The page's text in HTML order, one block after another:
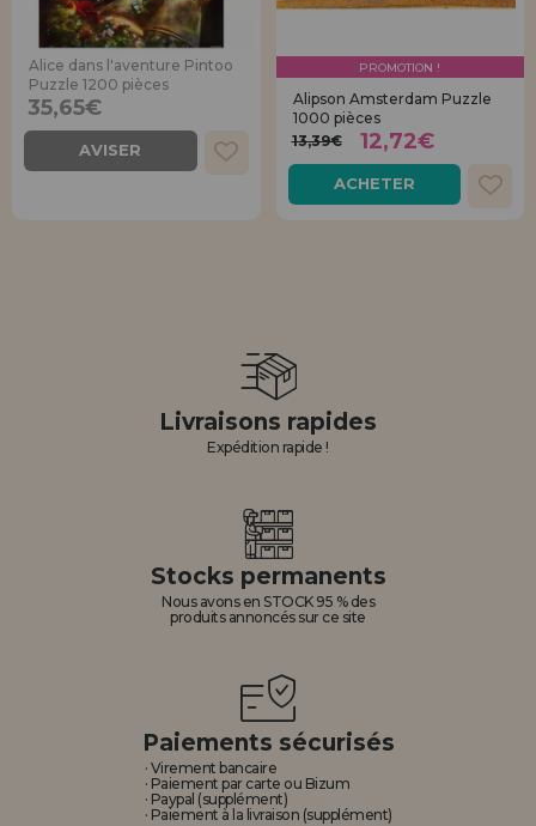
Alice dans l'aventure Pintoo
Puzzle 1200 pièces
35,65€
AVISER
PROMOTION !
Alipson Amsterdam Puzzle
1000 pièces
13,39€
12,72€
ACHETER
Livraisons rapides
Expédition rapide !
Stocks permanents
Nous avons en STOCK 95 % des
produits annoncés sur ce site
Paiements sécurisés
· Virement bancaire
· Paiement par carte ou Bizum
· Paypal (supplément)
· Paiement à la livraison (supplément)